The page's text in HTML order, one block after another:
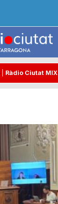
Ràdio Ciutat MIX